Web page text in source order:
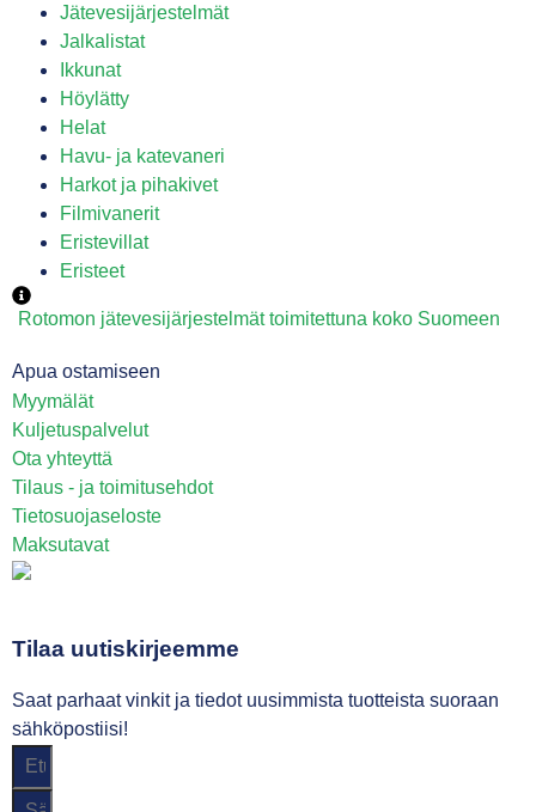
Jätevesijärjestelmät
Jalkalistat
Ikkunat
Höylätty
Helat
Havu- ja katevaneri
Harkot ja pihakivet
Filmivanerit
Eristevillat
Eristeet
Rotomon jätevesijärjestelmät toimitettuna koko Suomeen
Apua ostamiseen
Myymälät
Kuljetuspalvelut
Ota yhteyttä
Tilaus - ja toimitusehdot
Tietosuojaseloste
Maksutavat
Tilaa uutiskirjeemme
Saat parhaat vinkit ja tiedot uusimmista tuotteista suoraan
sähköpostiisi!